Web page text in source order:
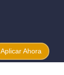
Aplicar Ahora